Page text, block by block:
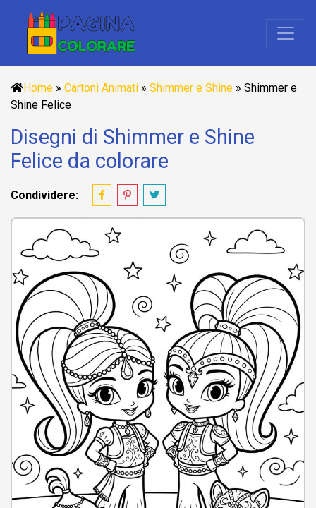
Home » Cartoni Animati » Shimmer e Shine » Shimmer e
Shine Felice
Disegni di Shimmer e Shine
Felice da colorare
Condividere: